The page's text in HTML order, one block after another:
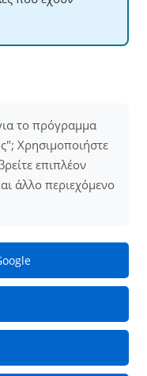
το πρόγραμμα
Χρησιμοποιήστε
επιπλέον
άλλο περιεχόμενο